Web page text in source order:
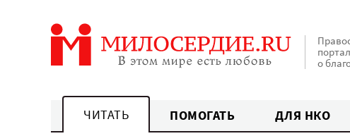
портал
о
ЧИТАТЬ ПОМОГАТЬ ДЛЯ НКО